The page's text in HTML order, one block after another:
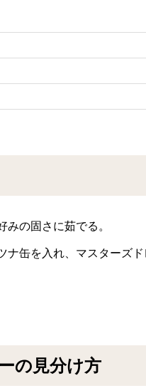
の固さに茹でる。
缶を入れ、マスターズド
の見分け方